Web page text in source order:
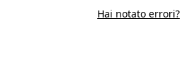
Hai notato errori?